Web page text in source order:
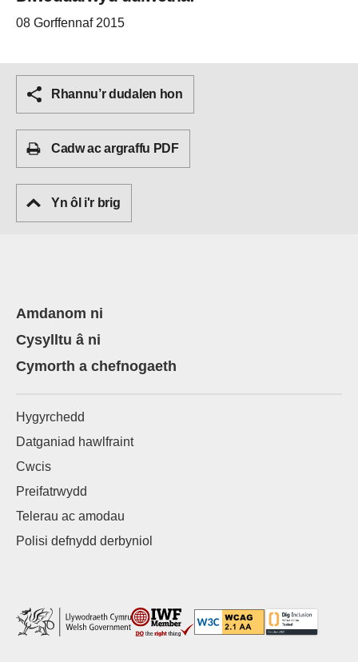
08 Gorffennaf 2015
Rhannu’r dudalen hon
Cadw ac argraffu PDF
Yn ôl i'r brig
Amdanom ni
Cysylltu â ni
Cymorth a chefnogaeth
Hygyrchedd
Datganiad hawlfraint
Cwcis
Preifatrwydd
Telerau ac amodau
Polisi defnydd derbyniol